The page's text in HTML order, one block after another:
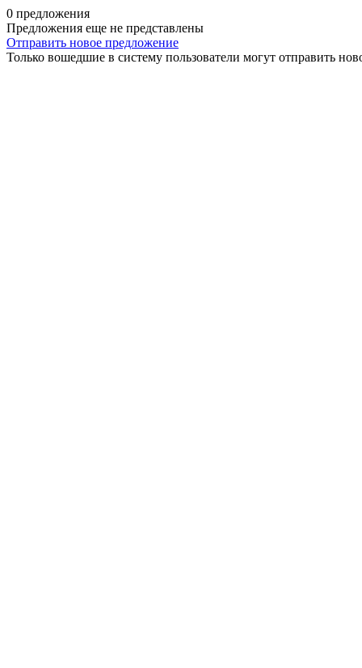
0 предложения
Предложения еще не представлены
Отправить новое предложение
Только вошедшие в систему пользователи могут отправить